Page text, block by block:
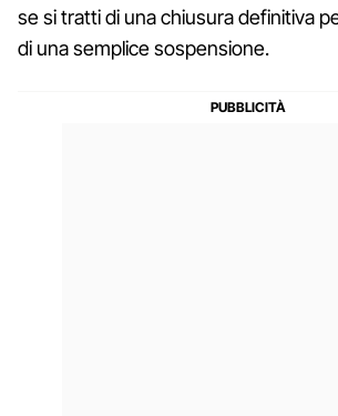
se si tratti di una chiusura definitiva
di una semplice sospensione.